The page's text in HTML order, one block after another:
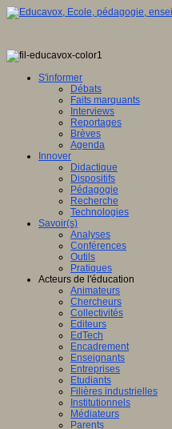
S'informer
Débats
Faits marquants
Interviews
Reportages
Brèves
Agenda
Innover
Didactique
Dispositifs
Pédagogie
Recherche
Technologies
Savoir(s)
Analyses
Conférences
Outils
Pratiques
Acteurs de l'éducation
Animateurs
Chercheurs
Collectivités
Editeurs
EdTech
Encadrement
Enseignants
Entreprises
Etudiants
Filières industrielles
Institutionnels
Médiateurs
Parents